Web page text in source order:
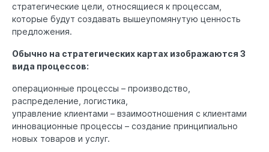
стратегические цели, относящиеся к процессам,
которые будут создавать вышеупомянутую ценность
предложения.
Обычно на стратегических картах изображаются 3
вида процессов:
операционные процессы – производство,
распределение, логистика,
управление клиентами – взаимоотношения с клиентами
инновационные процессы – создание принципиально
новых товаров и услуг.